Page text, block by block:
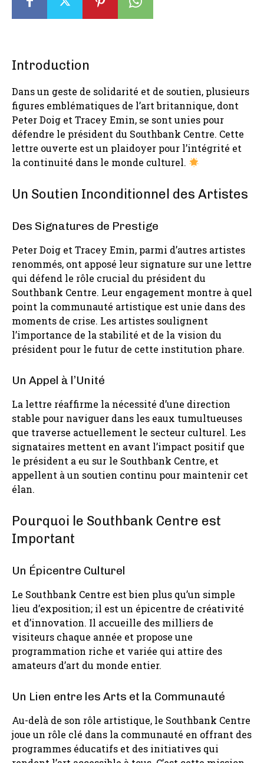
Introduction
Dans un geste de solidarité et de soutien, plusieurs
figures emblématiques de l’art britannique, dont
Peter Doig et Tracey Emin, se sont unies pour
défendre le président du Southbank Centre. Cette
lettre ouverte est un plaidoyer pour l’intégrité et
la continuité dans le monde culturel.
Un Soutien Inconditionnel des Artistes
Des Signatures de Prestige
Peter Doig et Tracey Emin, parmi d’autres artistes
renommés, ont apposé leur signature sur une lettre
qui défend le rôle crucial du président du
Southbank Centre. Leur engagement montre à quel
point la communauté artistique est unie dans des
moments de crise. Les artistes soulignent
l’importance de la stabilité et de la vision du
président pour le futur de cette institution phare.
Un Appel à l’Unité
La lettre réaffirme la nécessité d’une direction
stable pour naviguer dans les eaux tumultueuses
que traverse actuellement le secteur culturel. Les
signataires mettent en avant l’impact positif que
le président a eu sur le Southbank Centre, et
appellent à un soutien continu pour maintenir cet
élan.
Pourquoi le Southbank Centre est
Important
Un Épicentre Culturel
Le Southbank Centre est bien plus qu’un simple
lieu d’exposition; il est un épicentre de créativité
et d’innovation. Il accueille des milliers de
visiteurs chaque année et propose une
programmation riche et variée qui attire des
amateurs d’art du monde entier.
Un Lien entre les Arts et la Communauté
Au-delà de son rôle artistique, le Southbank Centre
joue un rôle clé dans la communauté en offrant des
programmes éducatifs et des initiatives qui